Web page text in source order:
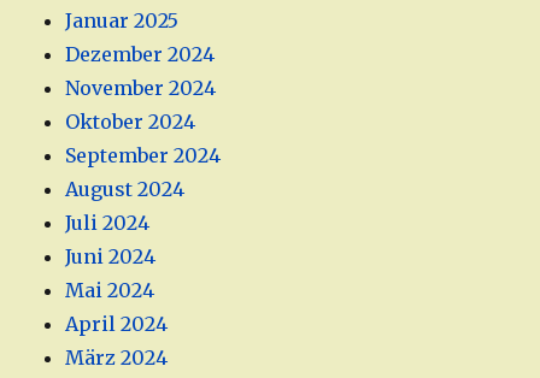
Januar 2025
Dezember 2024
November 2024
Oktober 2024
September 2024
August 2024
Juli 2024
Juni 2024
Mai 2024
April 2024
März 2024